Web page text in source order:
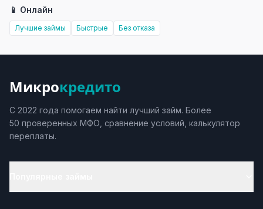
📱 Онлайн
Лучшие займы Быстрые Без отказа
Микрокредито
С 2022 года помогаем найти лучший займ. Более
50 проверенных МФО, сравнение условий, калькулятор
переплаты.